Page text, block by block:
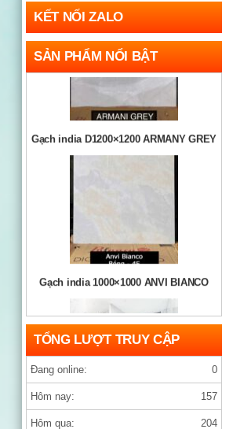
KẾT NỐI ZALO
SẢN PHẨM NỔI BẬT
Gạch india D1200×1200 ARMANY GREY
Gạch india 1000×1000 ANVI BIANCO
TỔNG LƯỢT TRUY CẬP
Đang online: 0
Hôm nay: 157
Hôm qua: 204